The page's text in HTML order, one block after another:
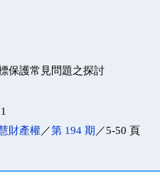
保護常見問題之探討
財產權／第 194 期 ／5-50 頁